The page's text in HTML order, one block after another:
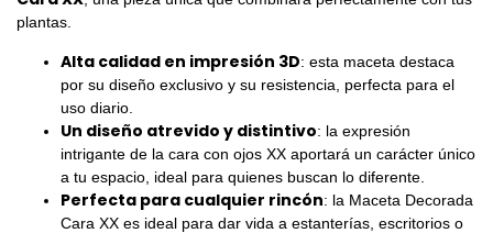
plantas.
Alta calidad en impresión 3D: esta maceta destaca
por su diseño exclusivo y su resistencia, perfecta para el
uso diario.
Un diseño atrevido y distintivo: la expresión
intrigante de la cara con ojos XX aportará un carácter único
a tu espacio, ideal para quienes buscan lo diferente.
Perfecta para cualquier rincón: la Maceta Decorada
Cara XX es ideal para dar vida a estanterías, escritorios o